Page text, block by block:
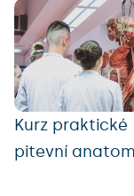
Kurz praktické
pitevní